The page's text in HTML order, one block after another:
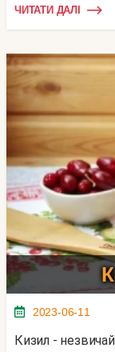
ЧИТАТИ ДАЛІ
2023-06-11
Кизил - незвичайно корисна і смачна ягода, з